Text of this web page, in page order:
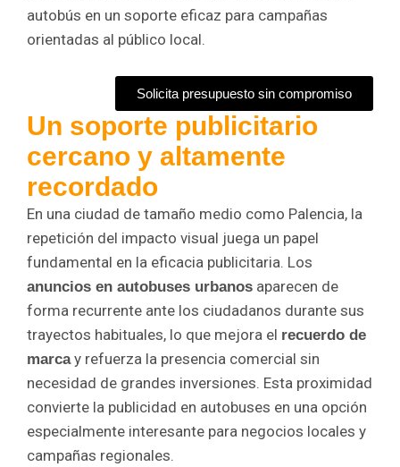
autobús en un soporte eficaz para campañas
orientadas al público local.
Solicita presupuesto sin compromiso
Un soporte publicitario
cercano y altamente
recordado
En una ciudad de tamaño medio como Palencia, la
repetición del impacto visual juega un papel
fundamental en la eficacia publicitaria. Los
anuncios en autobuses urbanos aparecen de
forma recurrente ante los ciudadanos durante sus
trayectos habituales, lo que mejora el recuerdo de
marcay refuerza la presencia comercial sin
necesidad de grandes inversiones. Esta proximidad
convierte la publicidad en autobuses en una opción
especialmente interesante para negocios locales y
campañas regionales.